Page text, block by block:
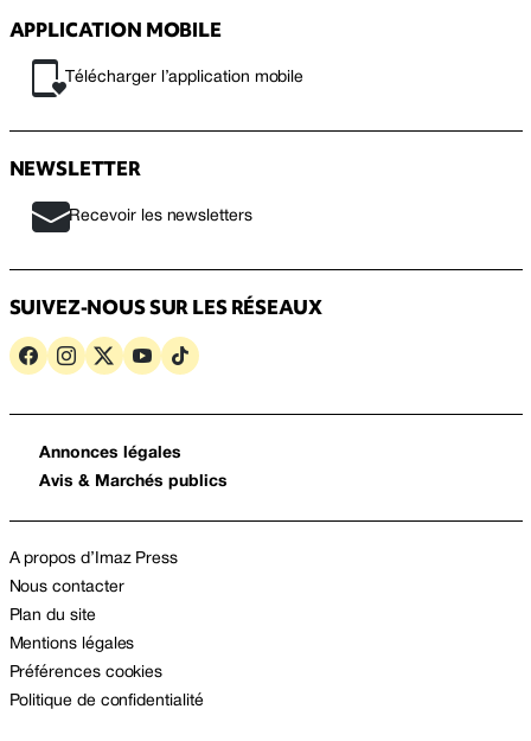
APPLICATION MOBILE
Télécharger l’application mobile
NEWSLETTER
Recevoir les newsletters
SUIVEZ-NOUS SUR LES RÉSEAUX
Annonces légales
Avis & Marchés publics
A propos d’Imaz Press
Nous contacter
Plan du site
Mentions légales
Préférences cookies
Politique de confidentialité